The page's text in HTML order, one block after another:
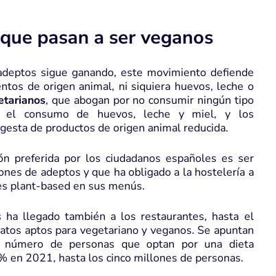
pasan a ser veganos
sigue ganando, este movimiento defiende
de origen animal, ni siquiera huevos, leche o
, que abogan por no consumir ningún tipo
el consumo de huevos, leche y miel, y los
de productos de origen animal reducida.
preferida por los ciudadanos españoles es ser
de adeptos y que ha obligado a la hostelería a
plant-based en sus menús.
llegado también a los restaurantes, hasta el
aptos para vegetariano y veganos. Se apuntan
de personas que optan por una dieta
en 2021, hasta los cinco millones de personas.